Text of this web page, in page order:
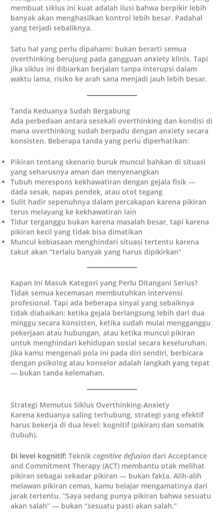
membuat siklus ini kuat adalah ilusi bahwa berpikir lebih
banyak akan menghasilkan kontrol lebih besar. Padahal
yang terjadi sebaliknya.
Satu hal yang perlu dipahami: bukan berarti semua
overthinking berujung pada gangguan anxiety klinis. Tapi
jika siklus ini dibiarkan berjalan tanpa interupsi dalam
waktu lama, risiko ke arah sana menjadi jauh lebih besar.
Tanda Keduanya Sudah Bergabung
Ada perbedaan antara sesekali overthinking dan kondisi di
mana overthinking sudah berpadu dengan anxiety secara
konsisten. Beberapa tanda yang perlu diperhatikan:
Pikiran tentang skenario buruk muncul bahkan di situasi
yang seharusnya aman dan menyenangkan
Tubuh merespons kekhawatiran dengan gejala fisik —
dada sesak, napas pendek, atau otot tegang
Sulit hadir sepenuhnya dalam percakapan karena pikiran
terus melayang ke kekhawatiran lain
Tidur terganggu bukan karena masalah besar, tapi karena
pikiran kecil yang tidak bisa dimatikan
Muncul kebiasaan menghindari situasi tertentu karena
takut akan “terlalu banyak yang harus dipikirkan”
Kapan Ini Masuk Kategori yang Perlu Ditangani Serius?
Tidak semua kecemasan membutuhkan intervensi
profesional. Tapi ada beberapa sinyal yang sebaiknya
tidak diabaikan: ketika gejala berlangsung lebih dari dua
minggu secara konsisten, ketika sudah mulai mengganggu
pekerjaan atau hubungan, atau ketika muncul pikiran
untuk menghindari kehidupan sosial secara keseluruhan.
Jika kamu mengenali pola ini pada diri sendiri, berbicara
dengan psikolog atau konselor adalah langkah yang tepat
— bukan tanda kelemahan.
Strategi Memutus Siklus Overthinking-Anxiety
Karena keduanya saling terhubung, strategi yang efektif
harus bekerja di dua level: kognitif (pikiran) dan somatik
(tubuh).
Di level kognitif: Teknikcognitive defusion dari Acceptance
and Commitment Therapy (ACT) membantu otak melihat
pikiran sebagai sekadar pikiran — bukan fakta. Alih-alih
melawan pikiran cemas, kamu belajar mengamatinya dari
jarak tertentu. “Saya sedang punya pikiran bahwa sesuatu
akan salah” — bukan “sesuatu pasti akan salah.”